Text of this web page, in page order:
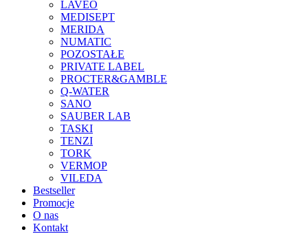
LAVEO
MEDISEPT
MERIDA
NUMATIC
POZOSTAŁE
PRIVATE LABEL
PROCTER&GAMBLE
Q-WATER
SANO
SAUBER LAB
TASKI
TENZI
TORK
VERMOP
VILEDA
Bestseller
Promocje
O nas
Kontakt